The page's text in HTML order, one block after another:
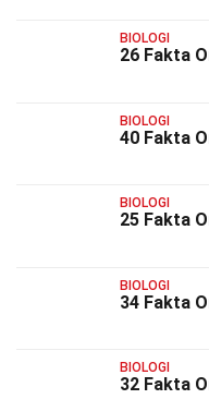
BIOLOGI
26 Fakta
BIOLOGI
40 Fakta
BIOLOGI
25 Fakta
BIOLOGI
34 Fakta
BIOLOGI
32 Fakta